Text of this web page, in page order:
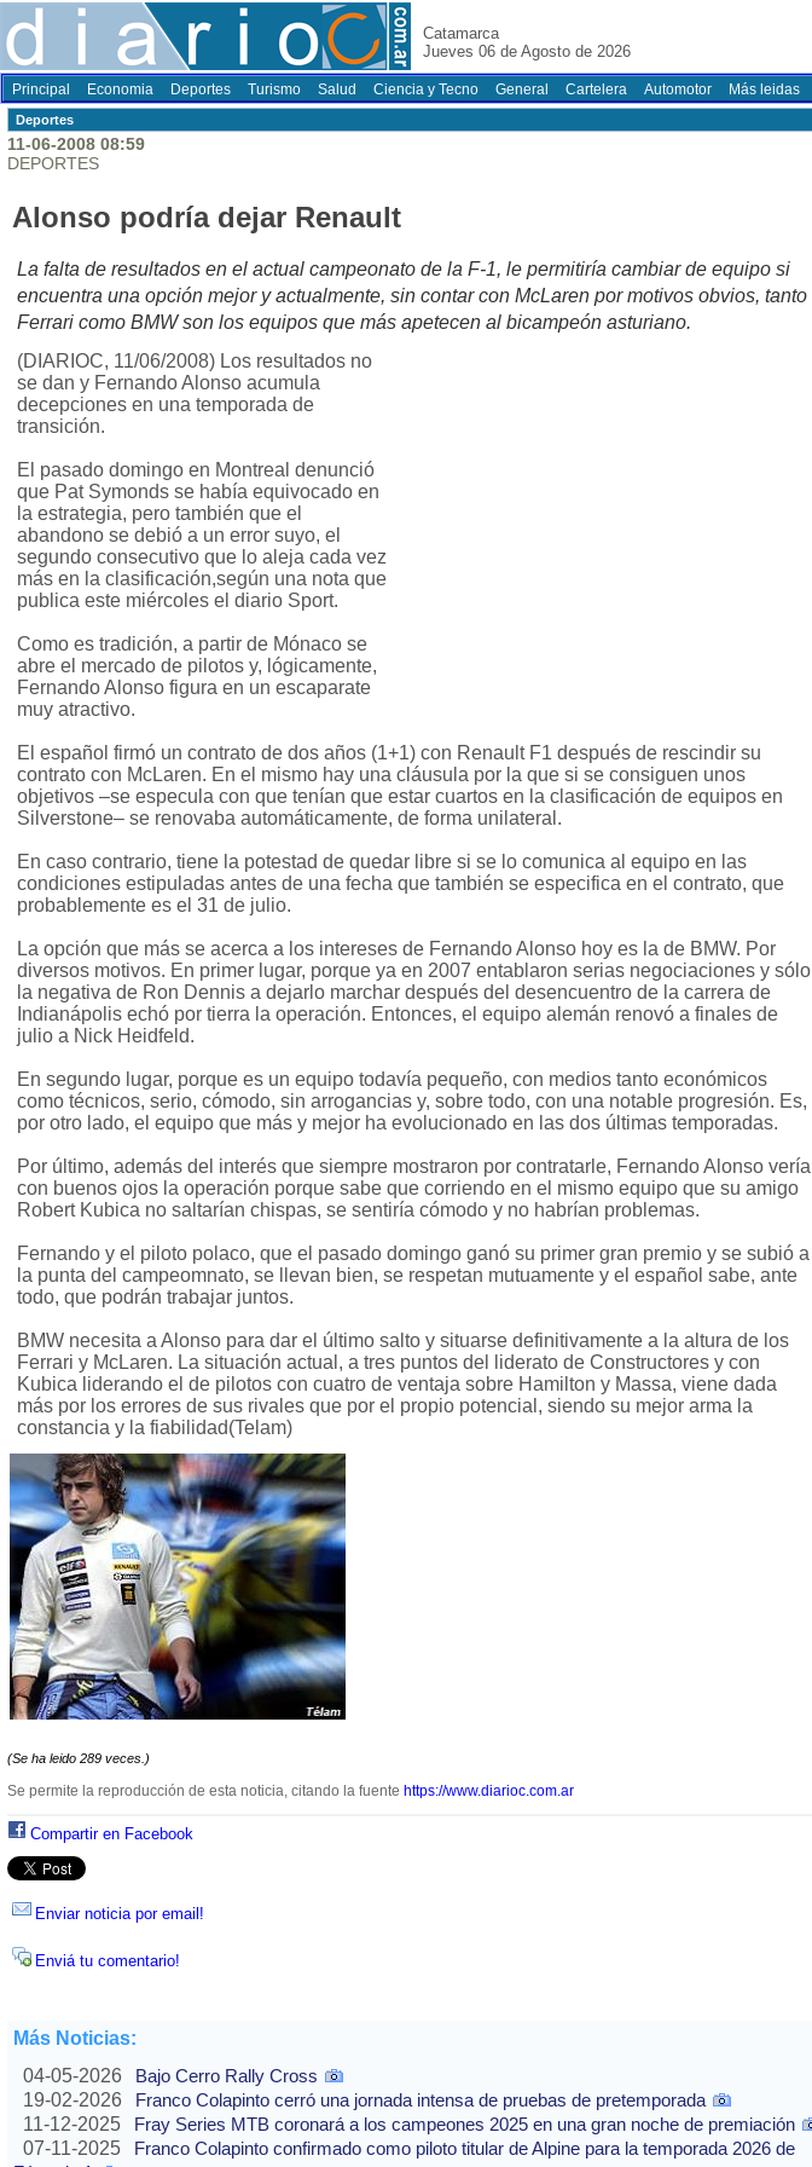
Catamarca
Jueves 06 de Agosto de 2026
Principal Economia Deportes Turismo Salud Ciencia y Tecno General Cartelera Automotor Más leidas
Deportes
11-06-2008 08:59
DEPORTES
Alonso podría dejar Renault
La falta de resultados en el actual campeonato de la F-1, le permitiría cambiar de equipo si
encuentra una opción mejor y actualmente, sin contar con McLaren por motivos obvios, tanto
Ferrari como BMW son los equipos que más apetecen al bicampeón asturiano.
(DIARIOC, 11/06/2008) Los resultados no
se dan y Fernando Alonso acumula
decepciones en una temporada de
transición.
El pasado domingo en Montreal denunció
que Pat Symonds se había equivocado en
la estrategia, pero también que el
abandono se debió a un error suyo, el
segundo consecutivo que lo aleja cada vez
más en la clasificación,según una nota que
publica este miércoles el diario Sport.
Como es tradición, a partir de Mónaco se
abre el mercado de pilotos y, lógicamente,
Fernando Alonso figura en un escaparate
muy atractivo.
El español firmó un contrato de dos años (1+1) con Renault F1 después de rescindir su
contrato con McLaren. En el mismo hay una cláusula por la que si se consiguen unos
objetivos –se especula con que tenían que estar cuartos en la clasificación de equipos en
Silverstone– se renovaba automáticamente, de forma unilateral.
En caso contrario, tiene la potestad de quedar libre si se lo comunica al equipo en las
condiciones estipuladas antes de una fecha que también se especifica en el contrato, que
probablemente es el 31 de julio.
La opción que más se acerca a los intereses de Fernando Alonso hoy es la de BMW. Por
diversos motivos. En primer lugar, porque ya en 2007 entablaron serias negociaciones y sólo
la negativa de Ron Dennis a dejarlo marchar después del desencuentro de la carrera de
Indianápolis echó por tierra la operación. Entonces, el equipo alemán renovó a finales de
julio a Nick Heidfeld.
En segundo lugar, porque es un equipo todavía pequeño, con medios tanto económicos
como técnicos, serio, cómodo, sin arrogancias y, sobre todo, con una notable progresión. Es,
por otro lado, el equipo que más y mejor ha evolucionado en las dos últimas temporadas.
Por último, además del interés que siempre mostraron por contratarle, Fernando Alonso vería
con buenos ojos la operación porque sabe que corriendo en el mismo equipo que su amigo
Robert Kubica no saltarían chispas, se sentiría cómodo y no habrían problemas.
Fernando y el piloto polaco, que el pasado domingo ganó su primer gran premio y se subió a
la punta del campeomnato, se llevan bien, se respetan mutuamente y el español sabe, ante
todo, que podrán trabajar juntos.
BMW necesita a Alonso para dar el último salto y situarse definitivamente a la altura de los
Ferrari y McLaren. La situación actual, a tres puntos del liderato de Constructores y con
Kubica liderando el de pilotos con cuatro de ventaja sobre Hamilton y Massa, viene dada
más por los errores de sus rivales que por el propio potencial, siendo su mejor arma la
constancia y la fiabilidad(Telam)
(Se ha leido 289 veces.)
Se permite la reproducción de esta noticia, citando la fuente https://www.diarioc.com.ar
Compartir en Facebook
Enviar noticia por email!
Enviá tu comentario!
Más Noticias:
04-05-2026
Bajo Cerro Rally Cross
19-02-2026
Franco Colapinto cerró una jornada intensa de pruebas de pretemporada
11-12-2025
Fray Series MTB coronará a los campeones 2025 en una gran noche de premiación
07-11-2025
Franco Colapinto confirmado como piloto titular de Alpine para la temporada 2026 de